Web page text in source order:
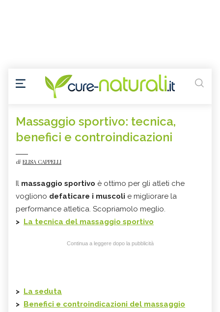
Massaggio sportivo: tecnica,
benefici e controindicazioni
di ELISA CAPPELLI
Il massaggio sportivo è ottimo per gli atleti che
vogliono defaticare i muscoli e migliorare la
performance atletica. Scopriamolo meglio.
> La tecnica del massaggio sportivo
Continua a leggere dopo la pubblicità
> La seduta
> Benefici e controindicazioni del massaggio